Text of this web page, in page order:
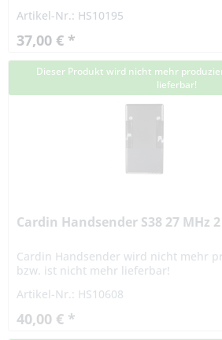
aus...
Artikel-Nr.: HS10195
37,00 € *
Dieser Produkt wird nicht mehr
lieferbar!
Cardin Handsender S38 27 MHz
Cardin Handsender wird nicht mehr
bzw. ist nicht mehr lieferbar!
Artikel-Nr.: HS10608
40,00 € *